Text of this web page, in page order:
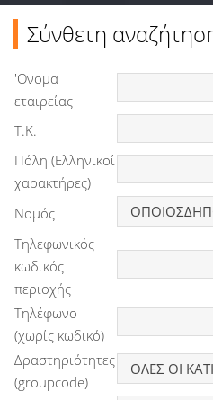
Σύνθετη
'Ονομα
εταιρείας
Τ.Κ.
Πόλη (Ελληνικοί
χαρακτήρες)
Νομός
Τηλεφωνικός
κωδικός
περιοχής
Τηλέφωνο
(χωρίς κωδικό)
Δραστηριότητες
(groupcode)